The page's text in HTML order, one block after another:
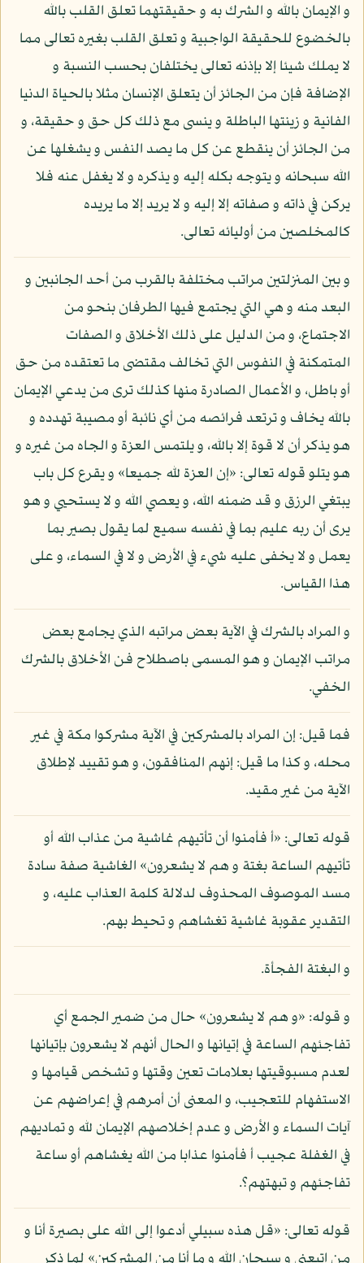
و الإيمان بالله و الشرك به و حقيقتهما تعلق القلب بالله
بالخضوع للحقيقة الواجبية و تعلق القلب بغيره تعالى مما
لا يملك شيئا إلا بإذنه تعالى يختلفان بحسب النسبة و
الإضافة فإن من الجائز أن يتعلق الإنسان مثلا بالحياة الدنيا
الفانية و زينتها الباطلة و ينسى مع ذلك كل حق و حقيقة، و
من الجائز أن ينقطع عن كل ما يصد النفس و يشغلها عن
الله سبحانه و يتوجه بكله إليه و يذكره و لا يغفل عنه فلا
يركن في ذاته و صفاته إلا إليه و لا يريد إلا ما يريده
كالمخلصين من أوليائه تعالى.
و بين المنزلتين مراتب مختلفة بالقرب من أحد الجانبين و
البعد منه و هي التي يجتمع فيها الطرفان بنحو من
الاجتماع، و من الدليل على ذلك الأخلاق و الصفات
المتمكنة في النفوس التي تخالف مقتضى ما تعتقده من حق
أو باطل، و الأعمال الصادرة منها كذلك ترى من يدعي الإيمان
بالله يخاف و ترتعد فرائصه من أي نائبة أو مصيبة تهدده و
هو يذكر أن لا قوة إلا بالله، و يلتمس العزة و الجاه من غيره و
هو يتلو قوله تعالى: «إن العزة لله جميعا» و يقرع كل باب
يبتغي الرزق و قد ضمنه الله، و يعصي الله و لا يستحيي و هو
يرى أن ربه عليم بما في نفسه سميع لما يقول بصير بما
يعمل و لا يخفى عليه شيء في الأرض و لا في السماء، و على
هذا القياس.
و المراد بالشرك في الآية بعض مراتبه الذي يجامع بعض
مراتب الإيمان و هو المسمى باصطلاح فن الأخلاق بالشرك
الخفي.
فما قيل: إن المراد بالمشركين في الآية مشركوا مكة في غير
محله، و كذا ما قيل: إنهم المنافقون، و هو تقييد لإطلاق
الآية من غير مقيد.
قوله تعالى: «أ فأمنوا أن تأتيهم غاشية من عذاب الله أو
تأتيهم الساعة بغتة و هم لا يشعرون» الغاشية صفة سادة
مسد الموصوف المحذوف لدلالة كلمة العذاب عليه، و
التقدير عقوبة غاشية تغشاهم و تحيط بهم.
و البغتة الفجأة.
و قوله: «و هم لا يشعرون» حال من ضمير الجمع أي
تفاجئهم الساعة في إتيانها و الحال أنهم لا يشعرون بإتيانها
لعدم مسبوقيتها بعلامات تعين وقتها و تشخص قيامها و
الاستفهام للتعجيب، و المعنى أن أمرهم في إعراضهم عن
آيات السماء و الأرض و عدم إخلاصهم الإيمان لله و تماديهم
في الغفلة عجيب أ فأمنوا عذابا من الله يغشاهم أو ساعة
تفاجئهم و تبهتهم؟.
قوله تعالى: «قل هذه سبيلي أدعوا إلى الله على بصيرة أنا و